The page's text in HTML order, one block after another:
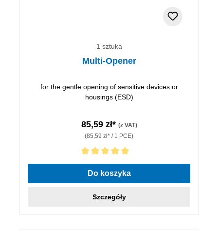
1 sztuka
Multi-Opener
for the gentle opening of sensitive devices or
housings (ESD)
85,59 zł* (z VAT)
(85,59 zł* / 1 PCE)
Średnia ocena 5 z 5 gwiazdek
Do koszyka
Szczegóły